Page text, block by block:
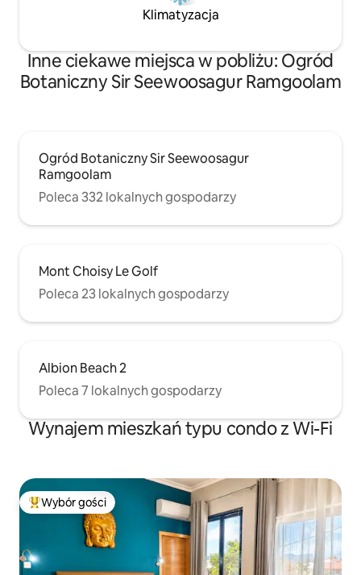
Klimatyzacja
Inne ciekawe miejsca w pobliżu: Ogród
Botaniczny Sir Seewoosagur Ramgoolam
Ogród Botaniczny Sir Seewoosagur
Ramgoolam
Poleca 332 lokalnych gospodarzy
Mont Choisy Le Golf
Poleca 23 lokalnych gospodarzy
Albion Beach 2
Poleca 7 lokalnych gospodarzy
Wynajem mieszkań typu condo z Wi-Fi
Najpopularniejsze z kategorii Wybór gości
Wybór gości